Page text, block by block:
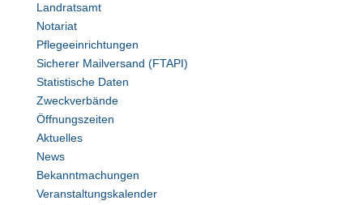
Landratsamt
Notariat
Pflegeeinrichtungen
Sicherer Mailversand (FTAPI)
Statistische Daten
Zweckverbände
Öffnungszeiten
Aktuelles
News
Bekanntmachungen
Veranstaltungskalender